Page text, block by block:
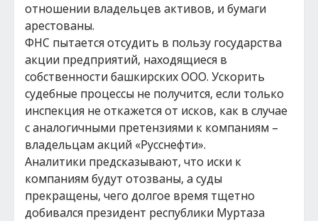
отношении владельцев активов, и бумаги
арестованы.
ФНС пытается отсудить в пользу государства
акции предприятий, находящиеся в
собственности башкирских ООО. Ускорить
судебные процессы не получится, если только
инспекция не откажется от исков, как в случае
с аналогичными претензиями к компаниям –
владельцам акций «Русснефти».
Аналитики предсказывают, что иски к
компаниям будут отозваны, а суды
прекращены, чего долгое время тщетно
добивался президент республики Муртаза